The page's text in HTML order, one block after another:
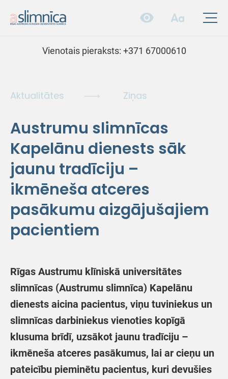
Vienotais pieraksts: +371 67000610
Aktualitātes Ziņas
Austrumu slimnīcas
Kapelānu dienests sāk
jaunu tradīciju –
ikmēneša atceres
pasākumu aizgājušajiem
pacientiem
Rīgas Austrumu klīniskā universitātes
slimnīcas (Austrumu slimnīca) Kapelānu
dienests aicina pacientus, viņu tuviniekus un
slimnīcas darbiniekus vienoties kopīgā
klusuma brīdī, uzsākot jaunu tradīciju –
ikmēneša atceres pasākumus, lai ar cieņu un
pateicību pieminētu pacientus, kuri devušies